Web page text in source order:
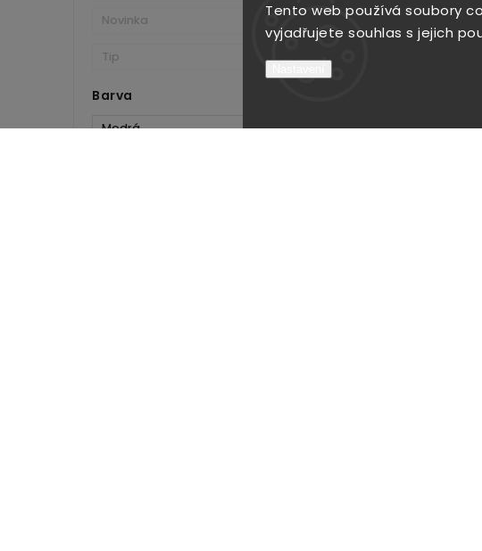
Tento web používá soubory
vyjadřujete souhlas s jejich
Novinka 0
Tip
Barva
Modrá 1